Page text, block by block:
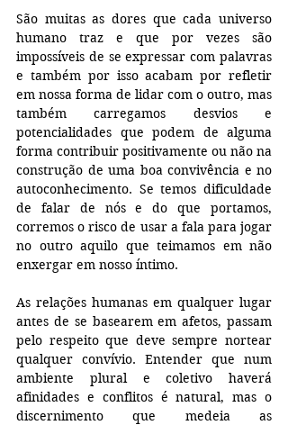
São muitas as dores que cada universo
humano traz e que por vezes são
impossíveis de se expressar com palavras
e também por isso acabam por refletir
em nossa forma de lidar com o outro, mas
também carregamos desvios e
potencialidades que podem de alguma
forma contribuir positivamente ou não na
construção de uma boa convivência e no
autoconhecimento. Se temos dificuldade
de falar de nós e do que portamos,
corremos o risco de usar a fala para jogar
no outro aquilo que teimamos em não
enxergar em nosso íntimo.
As relações humanas em qualquer lugar
antes de se basearem em afetos, passam
pelo respeito que deve sempre nortear
qualquer convívio. Entender que num
ambiente plural e coletivo haverá
afinidades e conflitos é natural, mas o
discernimento que medeia as